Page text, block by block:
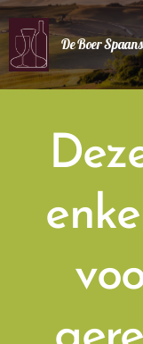
De Boer